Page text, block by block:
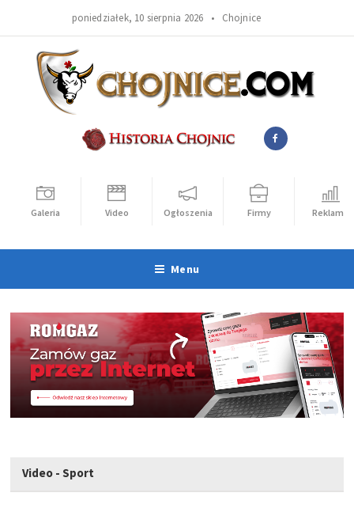
poniedziałek, 10 sierpnia 2026 • Chojnice
Galeria Video Ogłoszenia Firmy Reklama
Menu
Video - Sport